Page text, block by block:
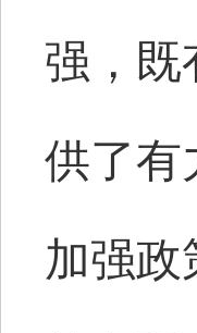
强，既
供了有
加强政